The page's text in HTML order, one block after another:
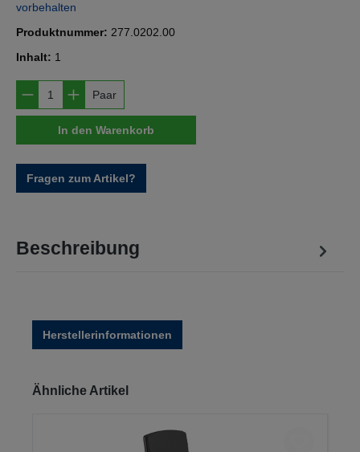
vorbehalten
Produktnummer: 277.0202.00
Inhalt: 1
Produkt Anzahl: Gib den gewünschten
Paar
In den Warenkorb
Fragen zum Artikel?
Beschreibung
Herstellerinformationen
Produktgalerie überspringen
Ähnliche Artikel